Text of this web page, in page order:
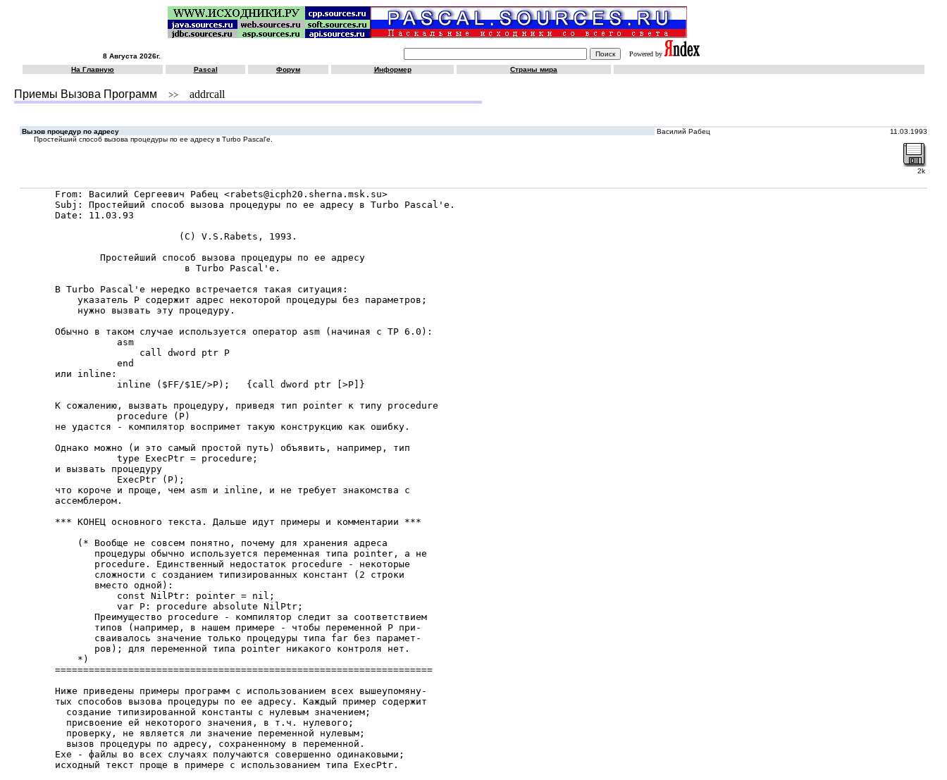
8 Августа 2026г.
Powered by
На Главную
Pascal Форум Информер Страны мира
Приемы Вызова Программ >> addrcall
Вызов процедур по адресу Василий Рабец
11.03.1993
Простейший способ вызова процедуры по ее адресу в Turbo Pascal'е.
2k
From: Василий Сергеевич Рабец <rabets@icph20.sherna.msk.su>
Subj: Простейший способ вызова процедуры по ее адресу в Turbo Pascal'е.
Date: 11.03.93
                      (C) V.S.Rabets, 1993.
        Простейший способ вызова процедуры по ее адресу
                       в Turbo Pascal'е.
В Turbo Pascal'е нередко встречается такая ситуация:
    указатель P содержит адрес некоторой процедуры без параметров;
    нужно вызвать эту процедуру.
Обычно в таком случае используется оператор asm (начиная с TP 6.0):
           asm
               call dword ptr P
           end
или inline:
           inline ($FF/$1E/>P);   {call dword ptr [>P]}
К сожалению, вызвать процедуру, приведя тип pointer к типу procedure
           procedure (P)
не удастся - компилятор воспримет такую конструкцию как ошибку.
Однако можно (и это самый простой путь) объявить, например, тип
           type ExecPtr = procedure;
и вызвать процедуру
           ExecPtr (P);
что короче и проще, чем asm и inline, и не требует знакомства с
ассемблером.
*** КОНЕЦ основного текста. Дальше идут примеры и комментарии ***
    (* Вообще не совсем понятно, почему для хранения адреса
       процедуры обычно используется переменная типа pointer, а не
       procedure. Единственный недостаток procedure - некоторые
       сложности с созданием типизированных констант (2 строки
       вместо одной):
           const NilPtr: pointer = nil;
           var P: procedure absolute NilPtr;
       Преимущество procedure - компилятор следит за соответствием
       типов (например, в нашем примере - чтобы переменной P при-
       сваивалось значение только процедуры типа far без парамет-
       ров); для переменной типа pointer никакого контроля нет.
    *)
===================================================================
Ниже приведены примеры программ с использованием всех вышеупомяну-
тых способов вызова процедуры по ее адресу. Каждый пример содержит
  создание типизированной константы с нулевым значением;
  присвоение ей некоторого значения, в т.ч. нулевого;
  проверку, не является ли значение переменной нулевым;
  вызов процедуры по адресу, сохраненному в переменной.
Exe - файлы во всех случаях получаются совершенно одинаковыми;
исходный текст проще в примере с использованием типа ExecPtr.